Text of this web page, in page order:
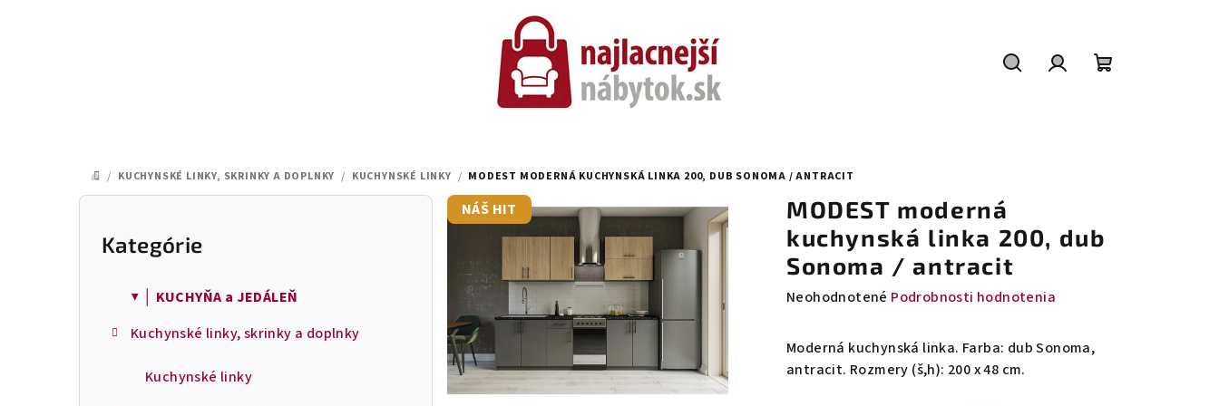
DOMOV
/ KUCHYNSKÉ LINKY, SKRINKY A DOPLNKY / KUCHYNSKÉ LINKY / MODEST MODERNÁ KUCHYNSKÁ LINKA 200, DUB SONOMA / ANTRACIT
B
Preskočiť
kategórie
Kategórie
▼ │ KUCHYŇA a JEDÁLEŇ
Kuchynské linky, skrinky a doplnky
Kuchynské linky
MODEST moderná
kuchynská linka 200, dub
Sonoma / antracit
Priemerné
produktu
Neohodnotené Podrobnosti hodnotenia
Moderná kuchynská linka. Farba: dub Sonoma,
antracit. Rozmery (š,h): 200 x 48 cm.
NÁŠ HIT